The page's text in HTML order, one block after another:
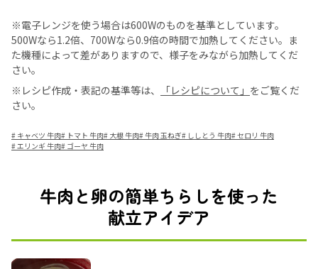
※電子レンジを使う場合は600Wのものを基準としています。
500Wなら1.2倍、700Wなら0.9倍の時間で加熱してください。ま
た機種によって差がありますので、様子をみながら加熱してくだ
さい。
※レシピ作成・表記の基準等は、
「レシピについて」 をご覧くだ
さい。
# キャベツ 牛肉# トマト 牛肉# 大根 牛肉#牛肉 玉ねぎ# ししとう 牛肉#セロリ 牛肉
#エリンギ 牛肉# ゴーヤ 牛肉
牛肉と卵の簡単ちらしを使った
献立アイデア